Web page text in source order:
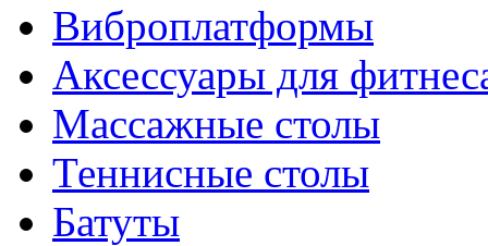
Виброплатформы
Аксессуары для
Массажные столы
Теннисные столы
Батуты